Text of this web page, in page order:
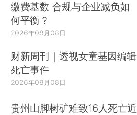
缴费基数 合规与企业减负如
何平衡？
2026年08月08日
财新周刊｜透视女童基因编辑
死亡事件
2026年08月08日
贵州山脚树矿难致16人死亡近